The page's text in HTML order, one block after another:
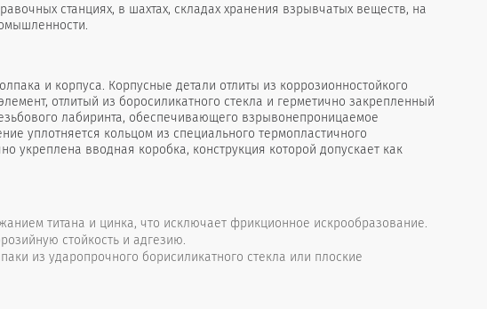
станциях, в шахтах, складах хранения взрывчатых веществ, на
и корпуса. Корпусные детали отлиты из коррозионностойкого
отлитый из боросиликатного стекла и герметично закрепленный
лабиринта, обеспечивающего взрывонепроницаемое
уплотняется кольцом из специального термопластичного
укреплена вводная коробка, конструкция которой допускает как
титана и цинка, что исключает фрикционное искрообразование.
стойкость и адгезию.
из ударопрочного борисиликатного стекла или плоские